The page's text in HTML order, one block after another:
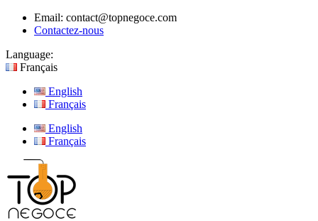
Email: contact@topnegoce.com
Contactez-nous
Language:
Français
English
Français
English
Français